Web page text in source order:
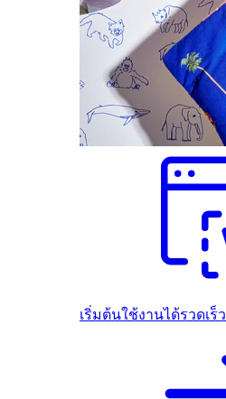
เริ่มต้นใช้งานได้รวดเร็ว